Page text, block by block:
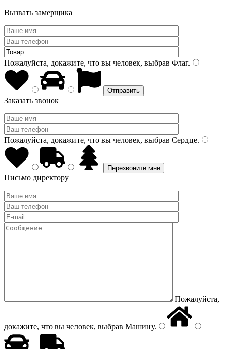
Вызвать замерщика
Пожалуйста, докажите, что вы человек, выбрав Флаг.
Заказать звонок
Пожалуйста, докажите, что вы человек, выбрав Сердце.
Письмо директору
Пожалуйста,
докажите, что вы человек, выбрав Машину.